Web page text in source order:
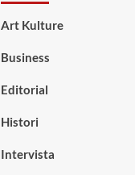
Art Kulture
Business
Editorial
Histori
Intervista